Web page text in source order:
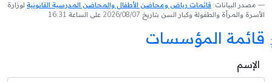
مصدر البيانات: قائمات رياض ومحاضن الأطفال والمحاضن المدرسية القانونية لوزارة
الأسرة والمرأة والطفولة وكبار السن بتاريخ 2026/08/07 على الساعة 16:31
قائمة المؤسسات
الإسم